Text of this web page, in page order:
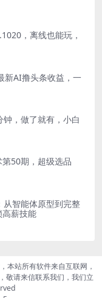
，离线也能玩，
新AI撸头条收益，一
，做了就有，小白
50期，超级选品
智能体原型到完整
高薪技能
本站所有软件来自互联网，
敬请来信联系我们，我们立